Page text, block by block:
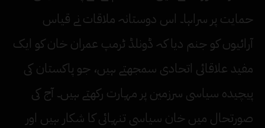
حمایت پر سراہا۔ اس دوستانہ ملاقات نے قیاس
آرائیوں کو جنم دیا کہ ڈونلڈ ٹرمپ عمران خان کو ایک
مفید علاقائی اتحادی سمجھتے ہیں، جو پاکستان کی
پیچیدہ سیاسی سرزمین پر مہارت رکھتے ہیں۔ آج کی
صورتحال میں خان سیاسی تنہائی کا شکار ہیں اور